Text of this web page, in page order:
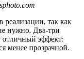
так как
нужно. Два-три
отличный эффект:
менее прозрачной.